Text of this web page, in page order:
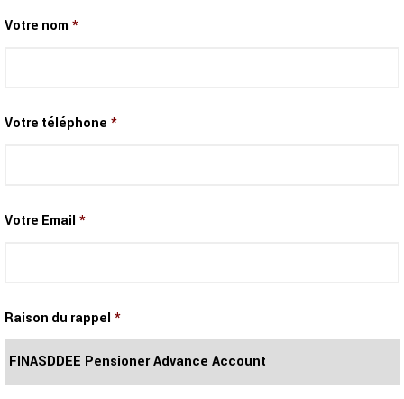
Votre nom *
Votre téléphone *
Votre Email *
Raison du rappel *